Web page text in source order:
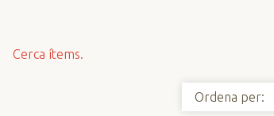
Cerca ítems.
Ordena per: